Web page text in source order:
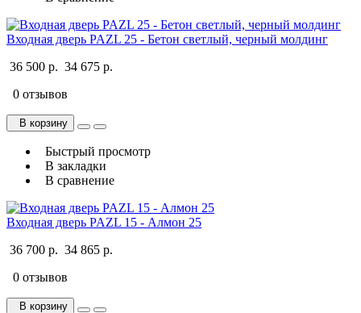
Входная дверь PAZL 25 - Бетон светлый, черный молдинг
36 500 р. 34 675 р.
0 отзывов
В корзину
Быстрый просмотр
В закладки
В сравнение
Входная дверь PAZL 15 - Алмон 25
36 700 р. 34 865 р.
0 отзывов
В корзину